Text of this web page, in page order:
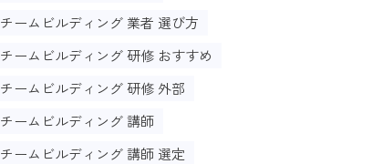
チームビルディング 業者 選び方
チームビルディング 研修 おすすめ
チームビルディング 研修 外部
チームビルディング 講師
チームビルディング 講師 選定